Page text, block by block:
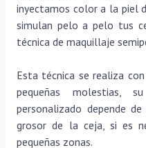
inyectamos color a la piel
simulan pelo a pelo tus
técnica de maquillaje
Esta técnica se realiza
pequeñas molestias,
personalizado depende
grosor de la ceja, si es
pequeñas zonas.